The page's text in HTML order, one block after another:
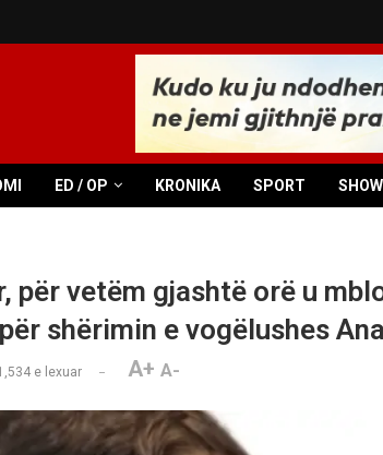
ED / OP KRONIKA SPORT
për vetëm gjashtë orë u
shërimin e vogëlushes Ana
e lexuar A+ A-